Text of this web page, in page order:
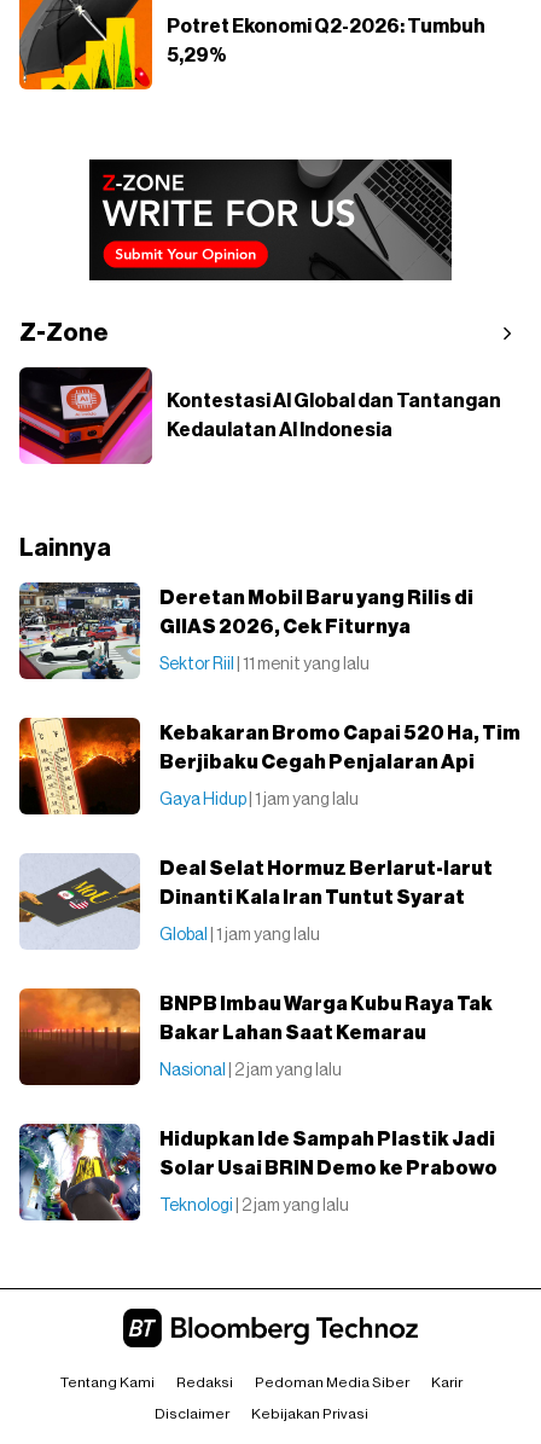
Potret Ekonomi Q2-2026: Tumbuh
5,29%
Z-Zone
Kontestasi AI Global dan Tantangan
Kedaulatan AI Indonesia
Lainnya
Deretan Mobil Baru yang Rilis di
GIIAS 2026, Cek Fiturnya
Sektor Riil | 11 menit yang lalu
Kebakaran Bromo Capai 520 Ha, Tim
Berjibaku Cegah Penjalaran Api
Gaya Hidup | 1 jam yang lalu
Deal Selat Hormuz Berlarut-larut
Dinanti Kala Iran Tuntut Syarat
Global | 1 jam yang lalu
BNPB Imbau Warga Kubu Raya Tak
Bakar Lahan Saat Kemarau
Nasional | 2 jam yang lalu
Hidupkan Ide Sampah Plastik Jadi
Solar Usai BRIN Demo ke Prabowo
Teknologi | 2 jam yang lalu
Tentang Kami Redaksi Pedoman Media Siber Karir
Disclaimer Kebijakan Privasi